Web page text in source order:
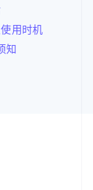
用时机
知